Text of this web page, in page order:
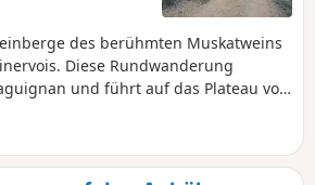
des berühmten Muskatweins
Diese Rundwanderung
und führt auf das Plateau von
stehenden Schloss. Die Route
Cazelles und schließlich zurück